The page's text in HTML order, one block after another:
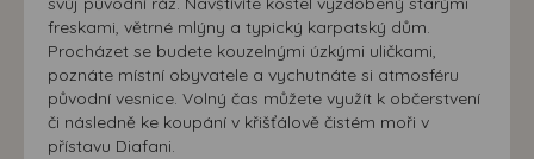
freskami, větrné mlýny a typický karpatský dům.
Procházet se budete kouzelnými úzkými uličkami,
poznáte místní obyvatele a vychutnáte si atmosféru
původní vesnice. Volný čas můžete využít k občerstvení
či následně ke koupání v křišťálově čistém moři v
přístavu Diafani.